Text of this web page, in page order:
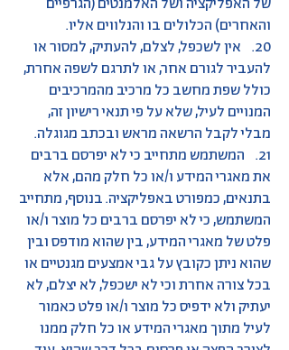
והאחרים) הכלולים בו והנלווים אליו.
20. אין לשכפל, לצלם, להעתיק, למסור או
להעביר לגורם אחר, או לתרגם לשפה אחרת,
כולל שפת מחשב כל מרכיב מהמרכיבים
המנויים לעיל, שלא על פי תנאי רישיון זה,
מבלי לקבל הרשאה מראש ובכתב מגוגלה.
21. המשתמש מתחייב כי לא יפרסם ברבים
את מאגרי המידע ו/או כל חלק מהם, אלא
בתנאים, כמפורט באפליקציה. בנוסף, מתחייב
המשתמש, כי לא יפרסם ברבים כל מוצר ו/או
פלט של מאגרי המידע, בין שהוא מודפס ובין
שהוא ניתן כקובץ על גבי אמצעים מגנטיים או
בכל צורה אחרת וכי לא ישכפל, לא יצלם, לא
יעתיק ולא ידפיס כל מוצר ו/או פלט כאמור
לעיל מתוך מאגרי המידע או כל חלק ממנו